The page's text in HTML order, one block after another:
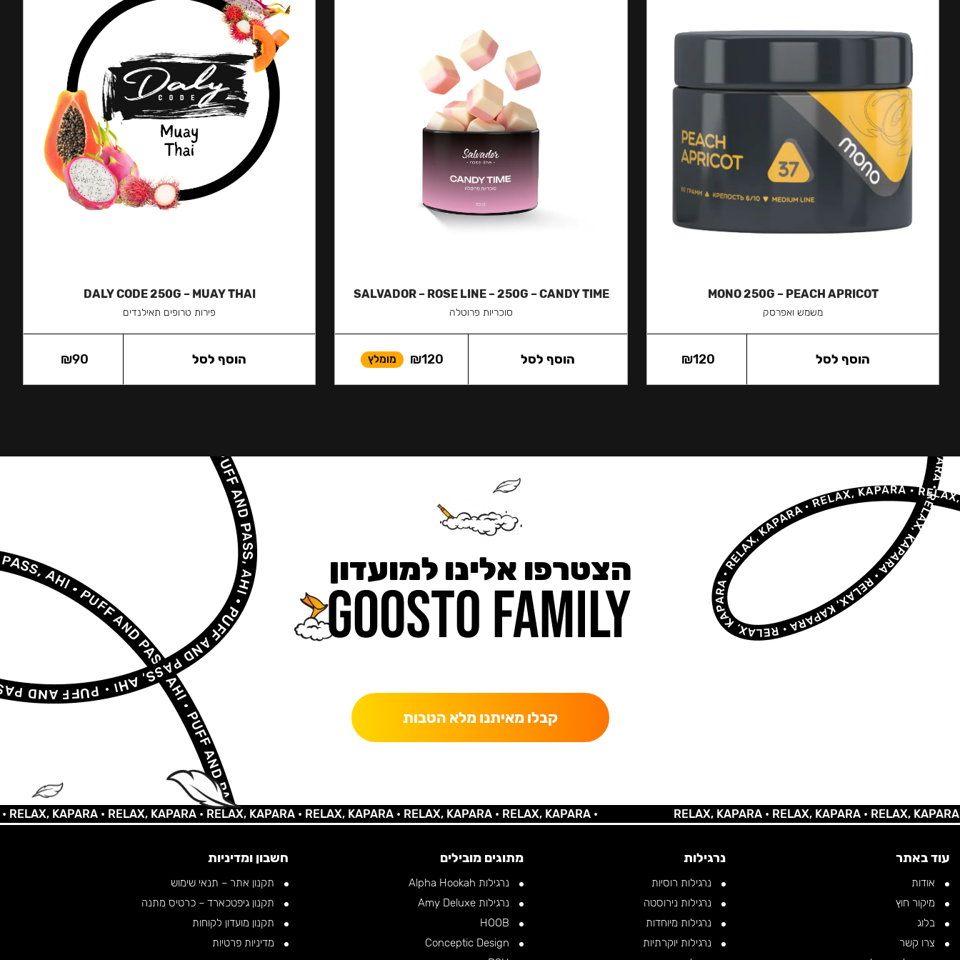
MONO 250G – PEACH APRICOT
משמש ואפרסק
₪120 הוסף לסל
SALVADOR – ROSE LINE – 250G – CANDY TIME
סוכריות פרוטלה
₪120 מומלץ הוסף לסל
DALY CODE 250G – MUAY THAI
פירות טרופים תאילנדים
₪90 הוסף לסל
הצטרפו אלינו למועדון
קבלו מאיתנו מלא הטבות
KAPARA •RELAX, KAPARA •RELAX, KAPARA •RELAX, KAPARA •RELAX, KAPARA •RELAX, KAPARA • RELAX, KAPARA •RELAX, KAPARA •RELAX, KAPARA •
עוד באתר
אודות
מיקור חוץ
בלוג
צרו קשר
נרגילות
נרגילות רוסיות
נרגילות נירוסטה
נרגילות מיוחדות
נרגילות יוקרתיות
מתוגים מובילים
נרגילות Alpha Hookah
נרגילות Amy Deluxe
חשבון ומדיניות
תקנון אתר – תנאי שימוש
תקנון גיפטכארד – כרטיס מתנה
תקנון מועדון לקוחות
מדיניות פרטיות